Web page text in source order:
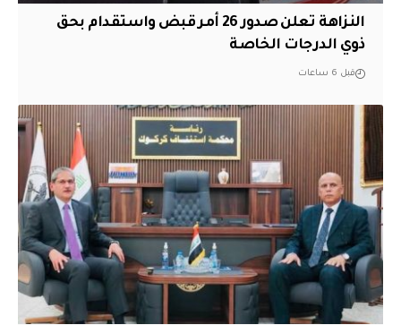
النزاهة تعلن صدور 26 أمر قبض واستقدام بحق
ذوي الدرجات الخاصة
قبل 6 ساعات